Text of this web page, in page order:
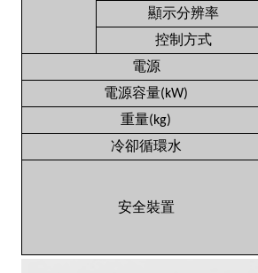
顯示分辨率
控制方式
電源
電源容量(kW)
重量(kg)
冷卻循環水
安全裝置